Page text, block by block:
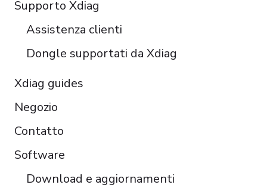
Supporto Xdiag
Assistenza clienti
Dongle supportati da Xdiag
Xdiag guides
Negozio
Contatto
Software
Download e aggiornamenti